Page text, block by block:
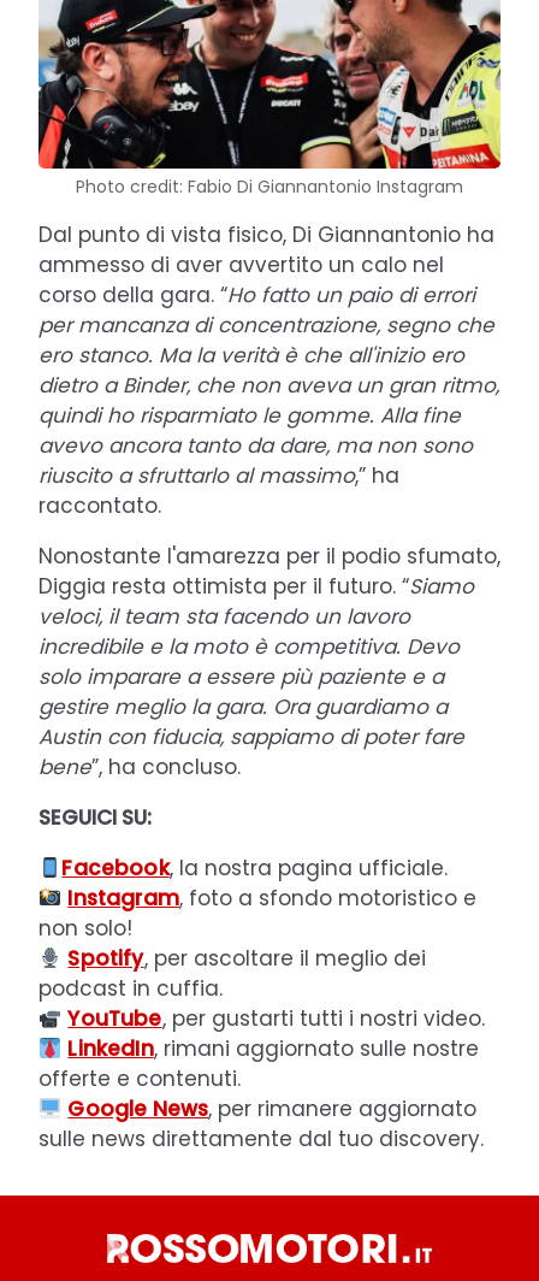
Photo credit: Fabio Di Giannantonio Instagram
Dal punto di vista fisico, Di Giannantonio ha
ammesso di aver avvertito un calo nel
corso della gara. “Ho fatto un paio di errori
per mancanza di concentrazione, segno che
ero stanco. Ma la verità è che all'inizio ero
dietro a Binder, che non aveva un gran ritmo,
quindi ho risparmiato le gomme. Alla fine
avevo ancora tanto da dare, ma non sono
riuscito a sfruttarlo al massimo,” ha
raccontato.
Nonostante l'amarezza per il podio sfumato,
Diggia resta ottimista per il futuro. “Siamo
veloci, il team sta facendo un lavoro
incredibile e la moto è competitiva. Devo
solo imparare a essere più paziente e a
gestire meglio la gara. Ora guardiamo a
Austin con fiducia, sappiamo di poter fare
bene”, ha concluso.
SEGUICI SU:
Facebook, la nostra pagina ufficiale.
Instagram, foto a sfondo motoristico e
non solo!
Spotify, per ascoltare il meglio dei
podcast in cuffia.
YouTube, per gustarti tutti i nostri video.
LinkedIn, rimani aggiornato sulle nostre
offerte e contenuti.
Google News, per rimanere aggiornato
sulle news direttamente dal tuo discovery.